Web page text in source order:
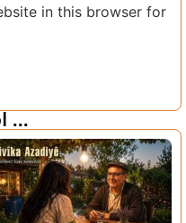
in this browser for
اقرأ أيضاً ...